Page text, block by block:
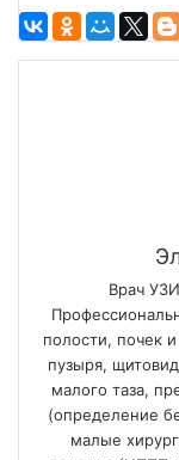
Врач
полости, почек
пузыря,
малого таза,
(определение
малые